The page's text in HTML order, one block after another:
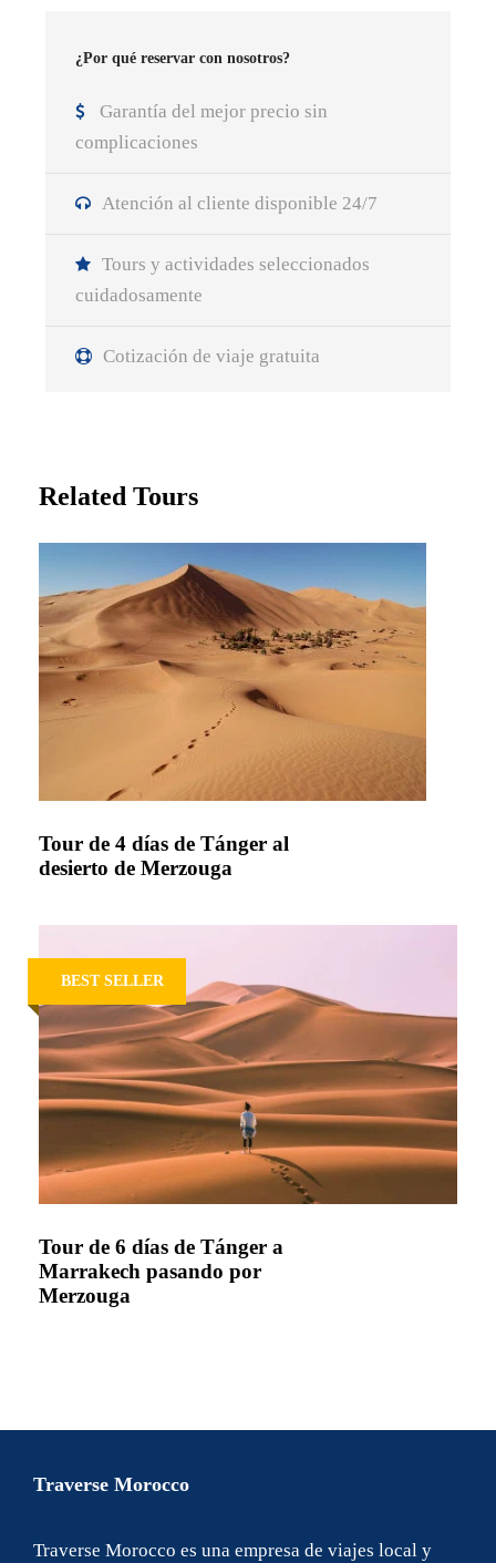
¿Por qué reservar con nosotros?
Garantía del mejor precio sin
complicaciones
Atención al cliente disponible 24/7
Tours y actividades seleccionados
cuidadosamente
Cotización de viaje gratuita
Related Tours
Tour de 4 días de Tánger al
desierto de Merzouga
BEST SELLER
Tour de 6 días de Tánger a
Marrakech pasando por
Merzouga
Traverse Morocco
Traverse Morocco es una empresa de viajes local y